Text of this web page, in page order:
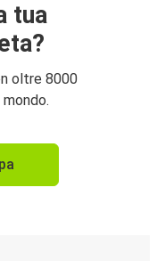
tua
oltre 8000